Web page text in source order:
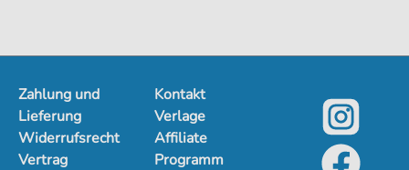
Zahlung und
Lieferung
Widerrufsrecht
Vertrag
Kontakt
Verlage
Affiliate
Programm